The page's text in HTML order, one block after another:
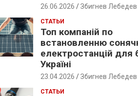
26.06.2026 Збигнев Лебедев
СТАТЬИ
Топ компаній по
встановленню
електростанцій для
Україні
23.04.2026 Збигнев Лебедев
СТАТЬИ